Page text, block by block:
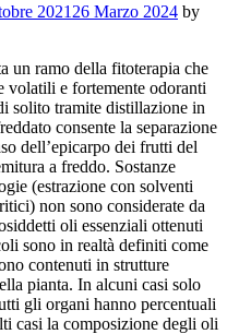
2021 26 Marzo 2024 by
un ramo della fitoterapia che
volatili e fortemente odoranti
solito tramite distillazione in
consente la separazione
dell’epicarpo dei frutti del
a freddo. Sostanze
(estrazione con solventi
non sono considerate da
oli essenziali ottenuti
sono in realtà definiti come
contenuti in strutture
pianta. In alcuni casi solo
gli organi hanno percentuali
casi la composizione degli oli